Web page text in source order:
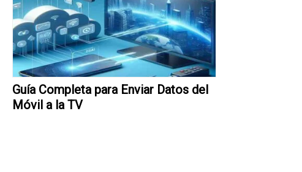
Guía Completa para Enviar Datos del
Móvil a la TV